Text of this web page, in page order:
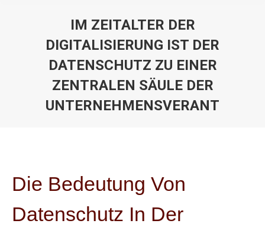
IM ZEITALTER DER
DIGITALISIERUNG IST DER
DATENSCHUTZ ZU EINER
ZENTRALEN SÄULE DER
UNTERNEHMENSVERANT
Die Bedeutung Von
Datenschutz In Der